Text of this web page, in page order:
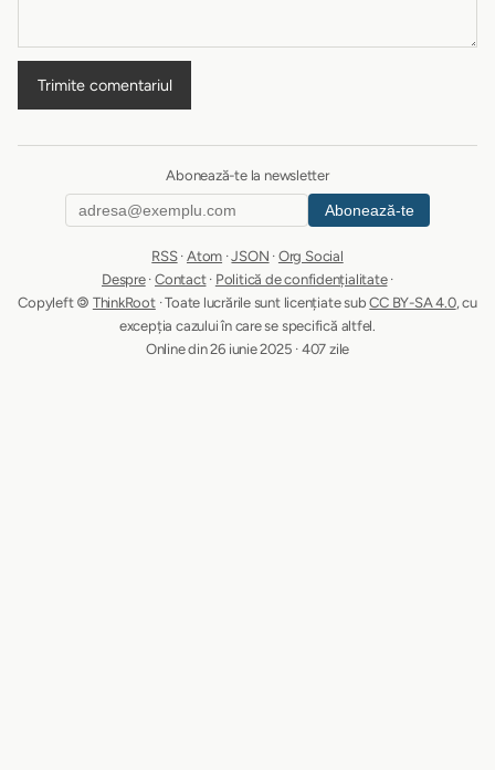
Trimite comentariul
Abonează-te la newsletter
Abonează-te
RSS· Atom ·JSON · Org Social
Despre·Contact· Politică de confidențialitate·
Copyleft 🄯 ThinkRoot· Toate lucrările sunt licențiate subCC BY-SA 4.0, cu
excepția cazului în care se specifică altfel.
Online din 26 iunie 2025 · 407 zile